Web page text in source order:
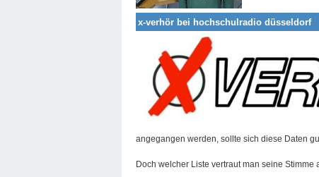
x-verhör bei hochschulradio düsseldorf
angegangen werden, sollte sich diese Daten
Doch welcher Liste vertraut man seine